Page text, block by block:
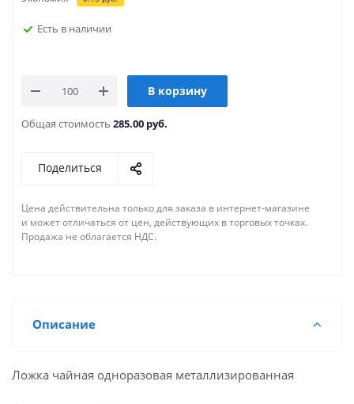
Есть в наличии
В корзину
Общая стоимость 285.00 руб.
Поделиться
Цена действительна только для заказа в интернет-магазине
и может отличаться от цен, действующих в торговых точках.
Продажа не облагается НДС.
Описание
Ложка чайная одноразовая металлизированная